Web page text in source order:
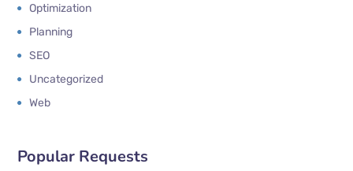
Optimization
Planning
SEO
Uncategorized
Web
Popular Requests